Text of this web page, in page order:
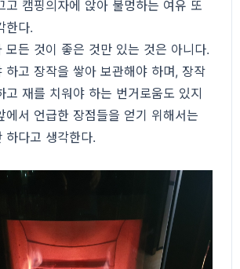
고 캠핑의자에 앉아 불멍하는 여유 또
한다.
모든 것이 좋은 것만 있는 것은 아니다.
하고 장작을 쌓아 보관해야 하며, 장작
고 재를 치워야 하는 번거로움도 있지
에서 언급한 장점들을 얻기 위해서는
하다고 생각한다.